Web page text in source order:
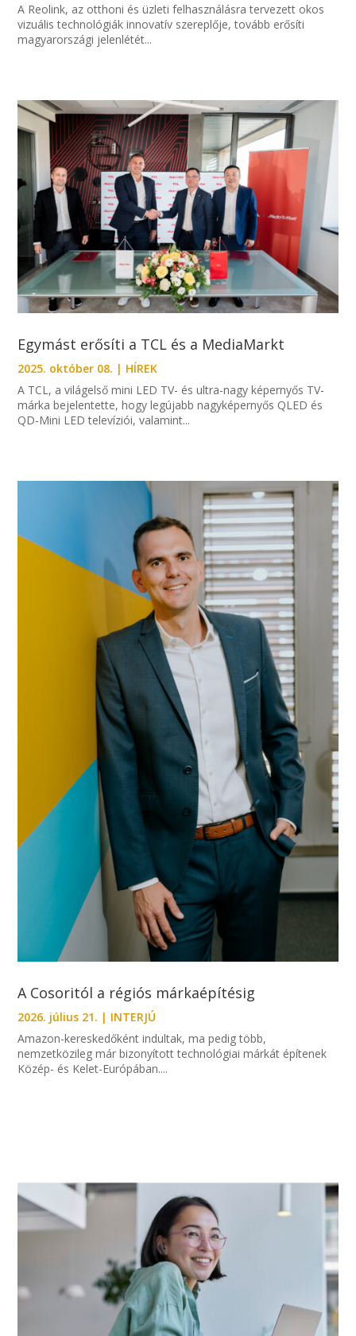
A Reolink, az otthoni és üzleti felhasználásra tervezett okos
vizuális technológiák innovatív szereplője, tovább erősíti
magyarországi jelenlétét...
Egymást erősíti a TCL és a MediaMarkt
2025. október 08. | HÍREK
A TCL, a világelső mini LED TV- és ultra-nagy képernyős TV-
márka bejelentette, hogy legújabb nagyképernyős QLED és
QD-Mini LED televíziói, valamint...
A Cosoritól a régiós márkaépítésig
2026. július 21. | INTERJÚ
Amazon-kereskedőként indultak, ma pedig több,
nemzetközileg már bizonyított technológiai márkát építenek
Közép- és Kelet-Európában....